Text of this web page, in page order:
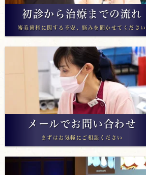
初診から治療までの流れ
審美歯科に関する不安、悩みを聞かせてください
メールでお問い合わせ
まずはお気軽にご相談ください